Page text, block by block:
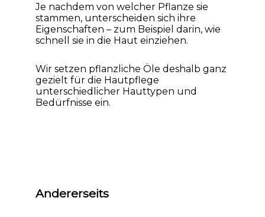
Je nachdem von welcher Pflanze sie
stammen, unterscheiden sich ihre
Eigenschaften – zum Beispiel darin, wie
schnell sie in die Haut einziehen.
Wir setzen pflanzliche Öle deshalb ganz
gezielt für die Hautpflege
unterschiedlicher Hauttypen und
Bedürfnisse ein.
Andererseits